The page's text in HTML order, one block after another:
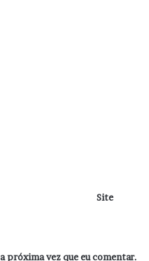
Site
próxima vez que eu comentar.